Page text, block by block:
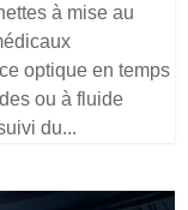
à mise au
optique en temps
ou à fluide
du...